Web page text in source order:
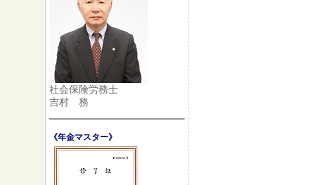
社会保険労務士
吉村 務
《年金マスター》